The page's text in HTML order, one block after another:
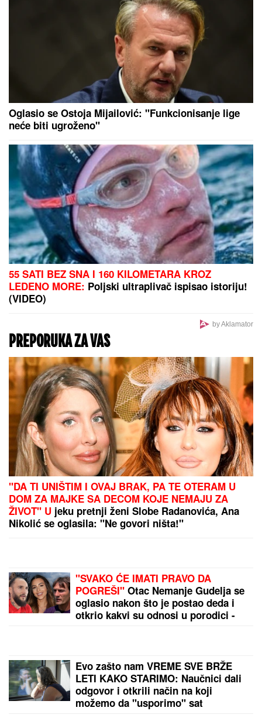
NOVAK ĐOKOVIĆ REAGOVAO ZBOG SLIKE BIVŠEG
MUŽA DRAGANE MIRKOVIĆToni Bijelić se
pohvalio! Potez slavnog tenisera iznenadio sve - o
ovome se i dalje priča
DONEO ODLUKU
Durdžić napušta Srbiju i ide u
Dubrovnik: "Sto posto će biti tada"
UBEDLJIVO NAJZDRAVIJA HRANA
NA SVETU, a evo koju namirnicu
nikada NE JEDE: "I moja baba je to
znala, a možda vam zvuči suludo"